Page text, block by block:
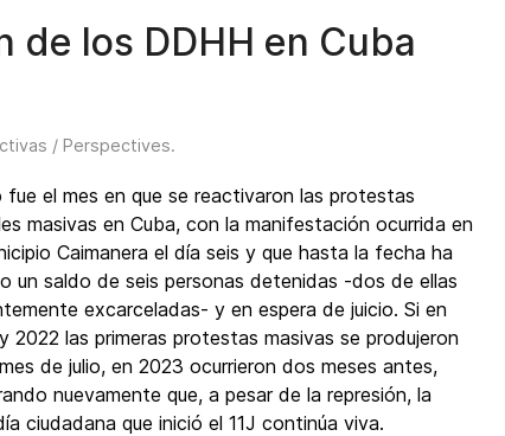
de los DDHH en Cuba
/ Perspectives.
fue el mes en que se reactivaron las protestas
masivas en Cuba, con la manifestación ocurrida en
Caimanera el día seis y que hasta la fecha ha
un saldo de seis personas detenidas -dos de ellas
excarceladas- y en espera de juicio. Si en
2022 las primeras protestas masivas se produjeron
de julio, en 2023 ocurrieron dos meses antes,
nuevamente que, a pesar de la represión, la
ciudadana que inició el 11J continúa viva.